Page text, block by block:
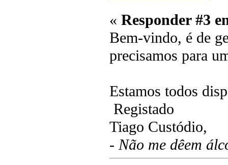
« Responder #3
Bem-vindo, é de
precisamos para
Estamos todos
Registado
Tiago Custódio,
- Não me dêem